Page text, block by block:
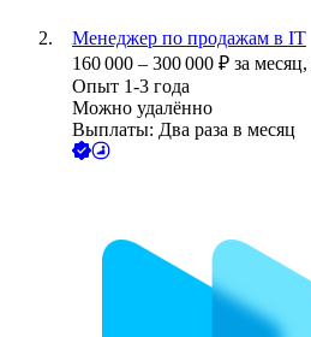
Менеджер по продажам в IT
160 000 – 300 000 ₽ за месяц,
Опыт 1-3 года
Можно удалённо
Выплаты: Два раза в месяц